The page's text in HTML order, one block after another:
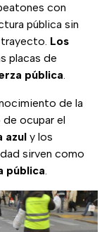
con
pública sin
Los
placas de
pública.
de la
ocupar el
azul y los
sirven como
pública.